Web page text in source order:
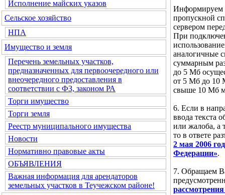
Исполнение майских указов
Сельское хозяйство
НПА
Имущество и земля
Перечень земельных участков,
предназначенных для первоочередного или
внеочередного предоставления в
соответствии с ФЗ, законом РА
Торги имущество
Торги земля
Реестр муниципального имущества
Новости
Нормативно правовые акты
ОБЪЯВЛЕНИЯ
Важная информация для арендаторов
земельных участков в Теучежском районе!
Информируем
пропускной
сервером
При
аналогичные
суммарным
до 5 Мб
от 5 Мб до 10
свыше 10 Мб
6. Если в
ввода текста
или жалоба, а
то в ответе
2 мая 2006
Федерации».
7. Обращаем